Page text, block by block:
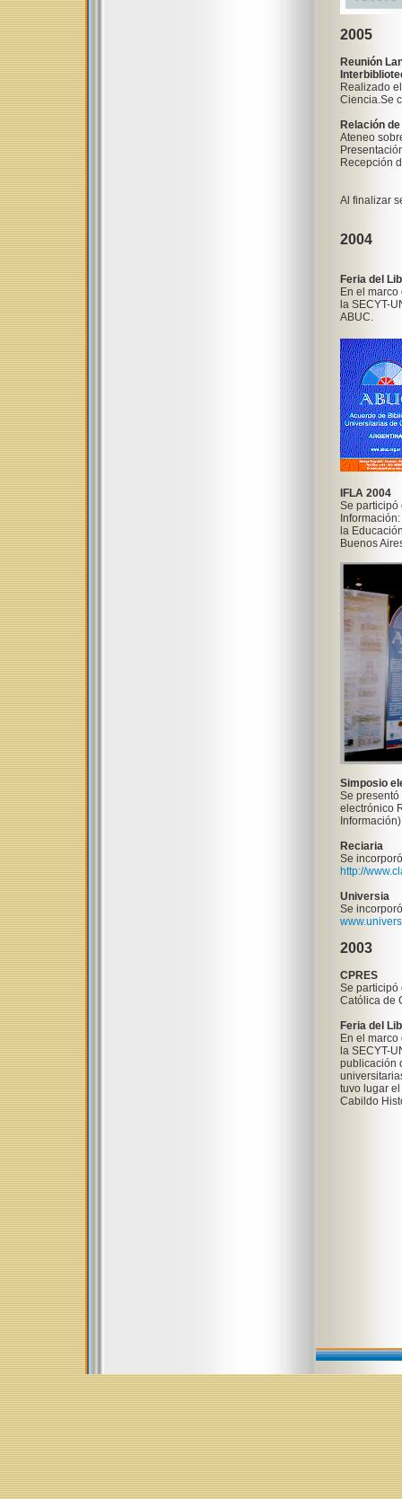
2005
Reunión
Realizado
Ciencia.Se
Relación
Ateneo
Recepción
Al finalizar
2004
Feria del
En el
la SECYT-
ABUC.
IFLA 2004
Se participó
la
Buenos
Simposio
Se
electrónico
Reciaria
Se
http://
Universia
Se
2003
CPRES
Se participó
Católica de
Feria del
En el
la SECYT-
publicación
tuvo lugar
Cabildo